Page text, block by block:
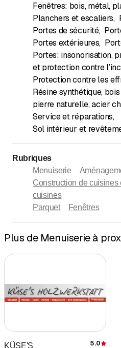
Fenêtres: bois, métal,
Planchers et escaliers,
Portes de sécurité,
Portes extérieures,
Portes: insonorisation,
et protection contre
Protection contre les
Résine synthétique,
pierre naturelle, acier
Service et réparations,
Sol intérieur et
Rubriques
Menuiserie
Construction de cuisines
cuisines
Parquet
Fenêtres
Plus de Menuiserie à
KÜSE'S 5.0